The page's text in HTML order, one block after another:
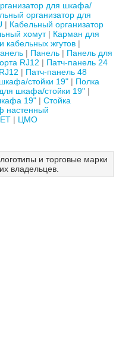
для шкафа/
организатор для
Кабельный организатор
хомут
Карман для
кабельных жгутов
Панель
Панель для
RJ12
Патч-панель 24
Патч-панель 48
стойки 19"
Полка
шкафа/стойки 19"
19"
Стойка
настенный
ЦМО
и торговые марки
владельцев.